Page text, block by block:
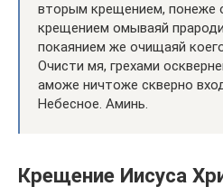
вторым крещением, понeже
крещением омывaяй
покаянием же очищaяй
Очисти мя, грехами
aможе ничтоже скверно
Небесное. Аминь.
Крещение Иисуса